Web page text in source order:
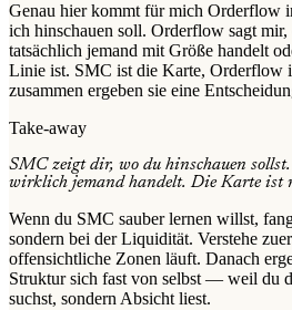
Genau hier kommt für mich Orderflow
ich hinschauen soll. Orderflow sagt mir,
tatsächlich jemand mit Größe handelt
Linie ist. SMC ist die Karte, Orderflow
zusammen ergeben sie eine
Take-away
SMC zeigt dir, wo du hinschauen
wirklich jemand handelt. Die Karte ist
Wenn du SMC sauber lernen willst,
sondern bei der Liquidität. Verstehe
offensichtliche Zonen läuft. Danach
Struktur sich fast von selbst — weil du
suchst, sondern Absicht liest.